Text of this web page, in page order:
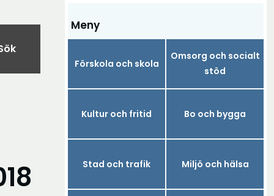
Meny
Förskola och skola
Omsorg och socialt
stöd
Kultur och fritid Bo och bygga
Stad och trafik Miljö och hälsa